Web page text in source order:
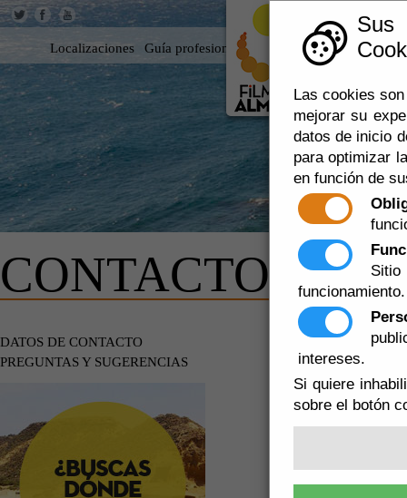
Las cookies
mejorar su
datos de inicio
para optimizar
en función de
funcionamiento.
intereses.
Si quiere
sobre el botón
Localizaciones Guía profesional Rodar en Almería 360
CONTACTO
DATOS DE CONTACTO
PREGUNTAS Y SUGERENCIAS
Nombre y
Dirección: